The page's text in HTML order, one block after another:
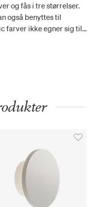
og fås i tre størrelser.
også benyttes til
farver ikke egner sig til